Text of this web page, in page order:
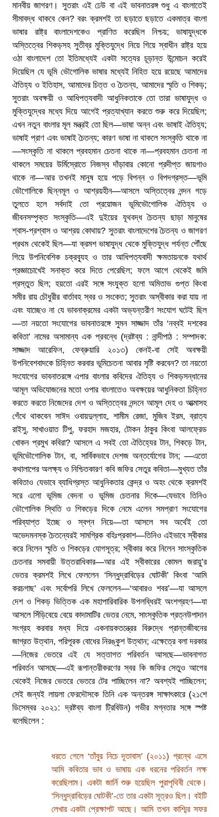
মানবীয় জাগরণ। সুতরাং এই ঢেউ বা এই ভাবনাতরঙ্গ শুধু এ বাংলাতেই
সীমাবদ্ধ থাকবে কেন? বরং ক্রমশই তা ছড়াতে ছড়াতে একমাত্র বাংলা
ভাষার রাষ্ট্র বাংলাদেশকেও প্রাণিত করেছিল নিশ্চয়; ভাষাযুদ্ধকে
অস্তিত্বের শিকড়সহ সুতীব্র মুক্তিযুদ্ধে নিয়ে গিয়ে স্বাধীন রাষ্ট্র হয়ে
ওঠা বাংলাদেশ তো ইতিমধ্যেই একটা সত্যের চূড়ান্ত উন্মোচন করেই
দিয়েছিল যে ভূমি ভৌগোলিক ভাষার মধ্যেই নিহিত হয়ে রয়েছে আমাদের
ঐতিহ্য ও ইতিহাস, আমাদের চিত্ত ও চৈতন্য, আমাদের স্মৃতি ও শিকড়;
সুতরাং অবক্ষয়ী ও আধিপত্যবাদী আধুনিকতাকে তো তারা ভাষাযুদ্ধ ও
মুক্তিযুদ্ধের মধ্যে দিয়ে আগেই প্রত্যাখ্যান করতে শুরু করে দিয়েছিল;
এখন নতুন বাংলার মূল মন্ত্রই তো ছিল—ভাষা অন্ন এবং ভাষাই ঐতিহ্য;
ভাষাই প্রাণ এবং ভাষাই চৈতন্য; কারণ ভাষা না থাকলে সংস্কৃতি থাকে না
—সংস্কৃতি না থাকলে প্রবহমান চেতনা থাকে না—প্রবহমান চেতনা না
থাকলে সময়ের উর্মিস্রোতে নিজস্ব দাঁড়াবার কোনো প্রদীপ্ত জায়গাও
থাকে না—আর তখনই মানুষ হয়ে পড়ে বিপন্ন ও বিপদগ্রস্ত—ভূমি
ভৌগোলিকে ছিন্নমূল ও আশ্রয়হীন—আসলে অস্তিত্বের নন্দন গড়ে
তুলতে হলে সর্বদাই তো প্রয়োজন ভূমিভৌগোলিক ঐতিহ্য ও
জীবনসম্পৃক্ত সংস্কৃতি—এই দুইয়ের যূথবদ্ধ চৈতন্য ছাড়া মানুষের
শ্বাস-প্রশ্বাস ও আশ্রয় কোথায়? সুতরাং বাংলাদেশের চৈতন্য ও জাগরণ
প্রথম থেকেই ছিল—যা ক্রমশ ভাষাযুদ্ধ থেকে মুক্তিযুদ্ধ পর্যন্ত পৌঁছে
গিয়ে উপনিবেশিক চক্রব্যূহ ও তার আধিপত্যবাদী ক্ষমতায়নকে যথার্থ
প্রজ্ঞাচোখেই সনাক্ত করে দিতে পেরেছিল; ফলে আগে থেকেই জমি
প্রস্তুত ছিল; হয়তো এরই সঙ্গে সংযুক্ত হলো অমিতাভ গুপ্ত কিংবা
সমীর রায় চৌধুরীর বার্তাবহ স্বর ও সংকেত; সুতরাং অস্বীকার করা যায় না
এবং যাচ্ছেও না যে ভাবনাক্রমের একটা অভ্যন্তরীণ সংযোগ ঘটেই ছিল
—তা নয়তো সংযোগের ভাবনাতরঙ্গে সুমন সাজ্জাদ তাঁর ‘নব্বই দশকের
কবিতা’ নামের অসামান্য এক প্রবন্ধে (দ্রষ্টব্য : নান্দীপাঠ : সম্পাদক:
সাজ্জাদ আরেফিন, ফেব্রুয়ারি ২০১৩) কেনই-বা সেই অবক্ষয়ী
উপনিবেশবাদকে চিহ্নিত করবার ভূমিচেতনা আবার সৃষ্টি করবেন? তা নয়তো
সংযোগের ভাবনাতরঙ্গে এপার বাংলার কবিদের ঐতিহ্য ও শিকড়সন্ধানের
আমূল অভিযোজনের মতো ওপার বাংলাতেও অবক্ষয়ের আধুনিকতা চিহ্নিত
করতে করতে নিজেদের দেশ ও অস্তিত্বের নন্দনে আমূল দেহ ও আত্মাসহ
গেঁথে থাকবেন সাঈদ ওবায়দুল্লাহ, শামীম রেজা, মুজিব ইরম, ব্রাত্য
রাইসু, সাখাওয়াত টিপু, ফরহাদ মজহার, টোকন ঠাকুর কিংবা আলফ্রেড
খোকন প্রমুখ কবিরা? আসলে এ সবই তো ঐতিহ্যের টান, শিকড়ে টান,
ভূমিভৌগোলিক টান, বা, সার্বিকভাবে দেশজ অন্তর্যোগের টান; —এতো
কথালাপের অলক্ষ্য ও নিশ্চিতকারণ কবি জফির সেতুর কবিতা—মুখ্যত তাঁর
কবিতাও যেভাবে ব্যাধিগ্রস্ত আধুনিকতার কেন্দ্র ও অহং থেকে ক্রমশই
সরে এলো ভূমিজ বেদনা ও ভূমিজ চেতনার দিকে—যেভাবে তিনিও
ভৌগোলিক স্থিতি ও শিকড়ের দিকে নেমে এলেন সমপ্রাণ সংযোগের
পরিব্যাপ্ত ইচ্ছে ও স্বপ্ন নিয়ে—তা আসলে সব অর্থেই তো
অভেদমনস্ক চৈতন্যেরই সামগ্রিক বহিঃপ্রকাশ—তিনিও এইভাবে স্বীকার
করে নিলেন স্মৃতি ও শিকড়ের যোগসূত্র; স্বীকার করে নিলেন সাংস্কৃতিক
চেতনার সমবায়ী উত্তরাধিকার—আর এই স্বীকারের কোমল জরায়ু’র
ভেতর ক্রমশই লিখে ফেললেন ‘সিন্ধুদ্রাবিড়ের ঘোটকী’ কিংবা ‘আমি
করচগাছ’ এবং সর্বোপরি লিখে ফেললেন—‘আবারও শবর’—যা আসলে
দেশ ও শিকড় ভিত্তিক এক মহাপারিবারিক উপলব্ধিরই অংশগ্রহণ—যা
আসলে সিঁড়িবেয়ে বেয়ে কাদামাটির ভেতর নেমে, সাংস্কৃতিক প্রত্নউপাদান
সংগ্রহ করবার মধ্য দিয়ে একনায়কতন্ত্রের বিরুদ্ধে প্রান্তজীবনের
জাগ্রত উত্থান, পরিপূরক বোধের নিরঙ্কুশ উত্থান; এক্ষেত্রে বলা দরকার
—নিজের ভেতরে এই যে সত্তাগত পরিবর্তন আসছে—ভাবনাগত
পরিবর্তন আসছে—এই রূপান্তরীকরণের স্বর কি জফির সেতুও আগের
থেকেই নিজের ভেতরে ভেতরে টের পাচ্ছিলেন না? অবশ্যই পাচ্ছিলেন;
সেই জন্যই লায়লা ফেরদৌসকে তিনি এক অন্তরঙ্গ সাক্ষাৎকারে (২১শে
ডিসেম্বর ২০২১: দ্রষ্টব্য বাংলা ট্রিবিউন) গভীর মগ্নতার সঙ্গে স্পষ্ট
বলেছিলেন :
ধরতে গেলে ‘তাঁবুর নিচে দূতাবাস’ (২০১১) গ্রন্থে এসে
আমি কবিতার ভাব ও ভাষায় এক ধরনের পরিবর্তন লক্ষ
করেছিলাম। একটা জার্নি শুরু হয়েছিল পুরাপৃথিবী থেকে।
‘সিন্ধুদ্রাবিড়ের ঘোটকী’-তে তার একটা সূত্রও ছিল। বইটি
লেখার একটা প্রেক্ষাপট আছে। আমি তখন কাশ্মির সফর